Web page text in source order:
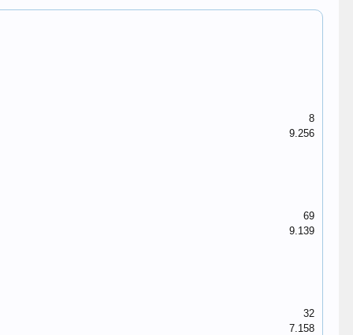
8
9.256
69
9.139
32
7.158